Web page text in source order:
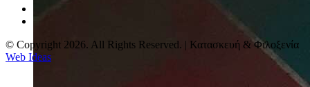
© Copyright 2026. All Rights Reserved. | Κατασκευή & Φιλοξενία
Web Ideas